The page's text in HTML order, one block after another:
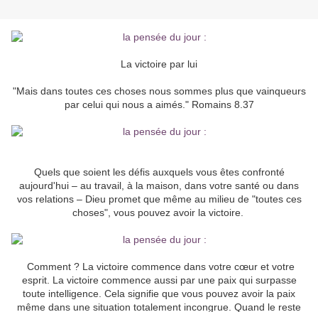
La victoire par lui
"Mais dans toutes ces choses nous sommes plus que vainqueurs
par celui qui nous a aimés." Romains 8.37
Quels que soient les défis auxquels vous êtes confronté
aujourd'hui – au travail, à la maison, dans votre santé ou dans
vos relations – Dieu promet que même au milieu de "toutes ces
choses", vous pouvez avoir la victoire.
Comment ? La victoire commence dans votre cœur et votre
esprit. La victoire commence aussi par une paix qui surpasse
toute intelligence. Cela signifie que vous pouvez avoir la paix
même dans une situation totalement incongrue. Quand le reste